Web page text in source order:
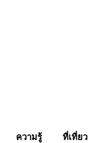
ความรู้ ที่เที่ยว